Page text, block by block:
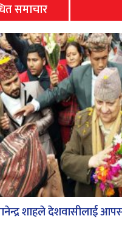
समाचार
शाहले देशवासीलाई